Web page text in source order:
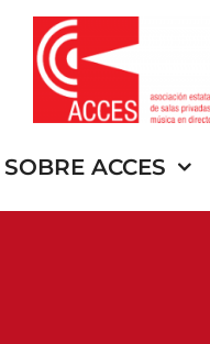
Saltar
contenido
SOBRE ACCES